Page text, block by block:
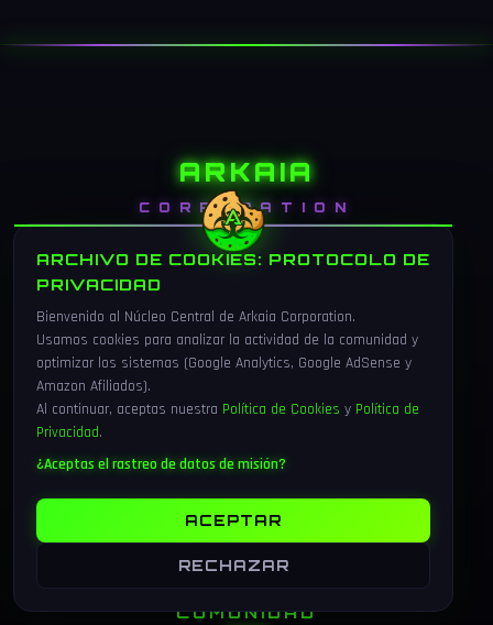
ARKAIA
CORPORATION
// El universo gaming que te conecta
Sorteos
COMUNIDAD
ARCHIVO DE COOKIES: PROTOCOLO DE
PRIVACIDAD
Bienvenido al Núcleo Central de Arkaia Corporation.
Usamos cookies para analizar la actividad de la comunidad y
optimizar los sistemas (Google Analytics, Google AdSense y
Amazon Afiliados).
Al continuar, aceptas nuestra Política de Cookies y Política de
Privacidad.
¿Aceptas el rastreo de datos de misión?
ACEPTAR
RECHAZAR